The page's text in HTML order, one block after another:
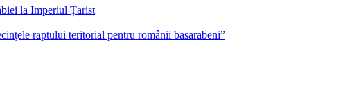
la Imperiul Țarist
raptului teritorial pentru românii basarabeni”